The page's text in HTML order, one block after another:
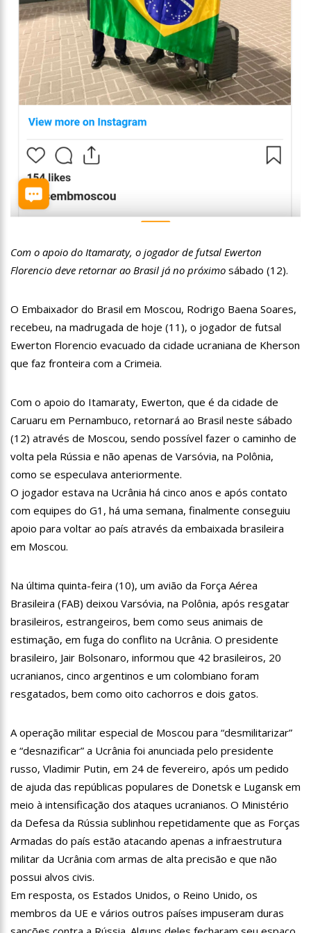
13:07 Greve de ônibus é suspensa a pedido do prefeito de
Manaus
12:55
PIB do Japão registra crescimento pela primeira vez em 3
trimestres
12:49 Anitta diz que ficou dez meses sem sexo e revela como se
sentiu
12:37 Agenor Tupinambá fala sobre namoro com Lucas: “Não
14:56
Vídeo: Reação de Ana Clara após não pegar buquê em
casamento viraliza: “Filho da put*! Nojento!”
14:52 Procon-AM orienta população que Lei do Troco é válida e
11:52 Petrobras anuncia nova política de preços de combustíveis
11:28
Casal é surpreendido com gravidez de sêxtuplos e pai ‘passa
mal’
11:22 UEA e Sejusc lançam cursos de capacitação para
atendimento a Pessoas com Deficiência
14:30
Wilson Lima entrega Caimi Ada Rodrigues Viana revitalizado
à população idosa da zona oeste
14:25 Confira quais bairros de Manaus ficarão sem energia nesta
segunda-feira (15)
14:17 Motoristas de aplicativo entram em greve em todo o Brasil
14:10 Após matar colegas, policial grava vídeo: “Te vejo no inferno”;
13:52
Jovem sofre queimaduras de 1º grau no rosto após celular
13:05 Cultura Manaus: 21ª Semana Nacional de Museus conta com
vasta programação em nove espaços culturais
Agenor Tupinambá tem primeiro encontro com namorado
após um ano de relacionamento a distância
13:03 Prefeitura de Manaus realiza 1ª Feira Folclórica no Centro
Cultural Povos da Amazônia
12:56 OMS declara fim da emergência em saúde por mpox
Fornecedores entram com pedido de falência das lojas
Marisa
11:19 Secretaria de Fazenda alerta para golpes com pagamento
falso de IPVA por Pix
10:58 Idosa comemora 107 anos com festa temática da Barbie e
encanta web
10:43 Bolsonaro virá a Manaus ainda este ano para fortalecer pré-
candidatura de coronel Menezes à Prefeitura de Manaus em 2024
Ex-noivo de Marília Mendonça choca fãs com homenagem a
ela em seu casamento
10:15
Aos 43 anos, mulher com deficiência contrata jovem para
fazer sexo pela primeira vez
12:56 Virginia Fonseca mente sobre avião e Zé Felipe enfrenta
crise na carreira
Com o apoio do Itamaraty, o jogador de futsal Ewerton
Florencio deve retornar ao Brasil já no próximo sábado (12).
O Embaixador do Brasil em Moscou, Rodrigo Baena Soares,
recebeu, na madrugada de hoje (11), o jogador de futsal
Ewerton Florencio evacuado da cidade ucraniana de Kherson
que faz fronteira com a Crimeia.
Com o apoio do Itamaraty, Ewerton, que é da cidade de
Caruaru em Pernambuco, retornará ao Brasil neste sábado
(12) através de Moscou, sendo possível fazer o caminho de
volta pela Rússia e não apenas de Varsóvia, na Polônia,
como se especulava anteriormente.
O jogador estava na Ucrânia há cinco anos e após contato
com equipes do G1, há uma semana, finalmente conseguiu
apoio para voltar ao país através da embaixada brasileira
em Moscou.
Na última quinta-feira (10), um avião da Força Aérea
Brasileira (FAB) deixou Varsóvia, na Polônia, após resgatar
brasileiros, estrangeiros, bem como seus animais de
estimação, em fuga do conflito na Ucrânia. O presidente
brasileiro, Jair Bolsonaro, informou que 42 brasileiros, 20
ucranianos, cinco argentinos e um colombiano foram
resgatados, bem como oito cachorros e dois gatos.
A operação militar especial de Moscou para “desmilitarizar”
e “desnazificar” a Ucrânia foi anunciada pelo presidente
russo, Vladimir Putin, em 24 de fevereiro, após um pedido
de ajuda das repúblicas populares de Donetsk e Lugansk em
meio à intensificação dos ataques ucranianos. O Ministério
da Defesa da Rússia sublinhou repetidamente que as Forças
Armadas do país estão atacando apenas a infraestrutura
militar da Ucrânia com armas de alta precisão e que não
possui alvos civis.
Em resposta, os Estados Unidos, o Reino Unido, os
membros da UE e vários outros países impuseram duras